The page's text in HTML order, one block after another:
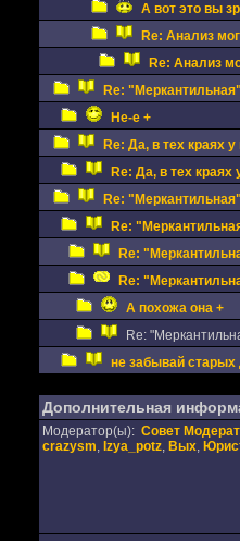
А вот это вы
Re: Анализ
Re: Анализ
Re:
Не-е +
Re: Да, в тех краях
Re: Да, в тех краях
Re:
Re:
Re:
Re:
А похожа она +
Re:
не забывай старых
Дополнительная
Модератор(ы): Совет
crazysm, Izya_potz, Вых,